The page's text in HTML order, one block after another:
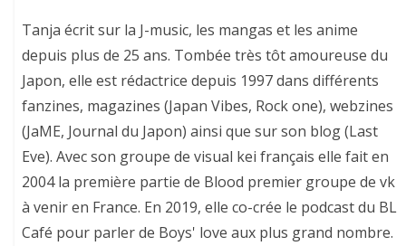
Tanja écrit sur la J-music, les mangas et les anime
depuis plus de 25 ans. Tombée très tôt amoureuse du
Japon, elle est rédactrice depuis 1997 dans différents
fanzines, magazines (Japan Vibes, Rock one), webzines
(JaME, Journal du Japon) ainsi que sur son blog (Last
Eve). Avec son groupe de visual kei français elle fait en
2004 la première partie de Blood premier groupe de vk
à venir en France. En 2019, elle co-crée le podcast du BL
Café pour parler de Boys' love aux plus grand nombre.